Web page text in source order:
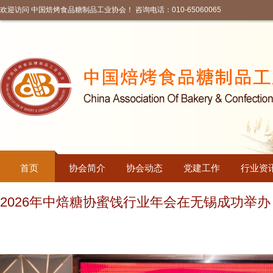
欢迎访问 中国焙烤食品糖制品工业协会！ 咨询电话：010-65060065
首页 协会简介 协会动态 党建工作 行业资
2026年中焙糖协蜜饯行业年会在无锡成功举办